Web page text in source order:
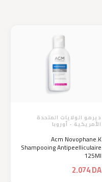
ديرمو الولايات المتحدة
الأمريكية - أوروبا
Acm Novophane.K
Shampooing Antipeelliculaire
125Ml
2.074DA